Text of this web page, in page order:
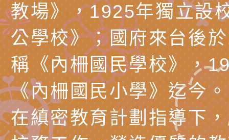
長說明會
學術研討會」暨徵稿
反詐宣導影片連結一
函轉內政部為強化社
詐知能及宣導檢察官
官制度中協助被害人
製作相關宣導短片
檢送本市馬祖新村眷
區「馬村設計實驗室
味．茶味》特展海報
信誼基金會於3／14
【父母也需要被照顧
育兒中找回內在安定
有關本市學生輔導諮
下簡稱輔諮中心)辦
檢送「桃園市特殊教
教場》，1925年獨立設
公學校》；國府來台後
稱《內柵國民學校》，
《內柵國民小學》迄今。
在縝密教育計劃指導下